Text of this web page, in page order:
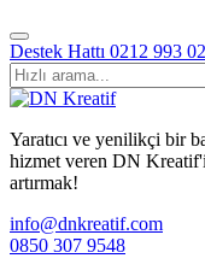
Destek Hattı 0212 993
Yaratıcı ve yenilikçi bir
hizmet veren DN
artırmak!
info@dnkreatif.com
0850 307 9548